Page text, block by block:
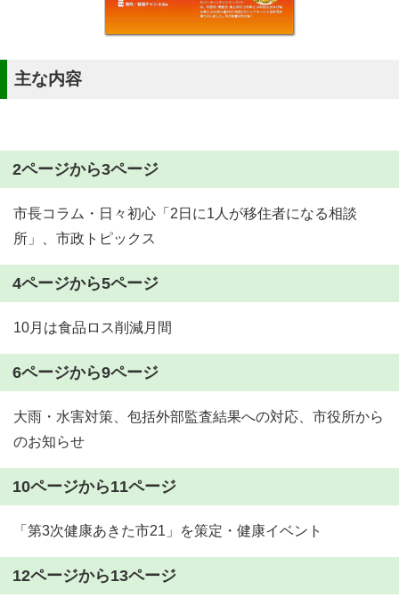
主な内容
2ページから3ページ
市長コラム・日々初心「2日に1人が移住者になる相談
所」、市政トピックス
4ページから5ページ
10月は食品ロス削減月間
6ページから9ページ
大雨・水害対策、包括外部監査結果への対応、市役所から
のお知らせ
10ページから11ページ
「第3次健康あきた市21」を策定・健康イベント
12ページから13ページ